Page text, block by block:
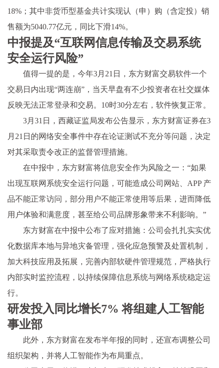
18%；其中非货币型基金共计实现认（申）购（含定投）销
售额为5040.77亿元，同比下滑14%。
中报提及“互联网信息传输及交易系统
安全运行风险”
值得一提的是，今年3月21日，东方财富交易软件一个
交易日内出现“两连崩”，当天早盘有不少投资者在社交媒体
反映无法正常登录和交易。10时30分左右，软件恢复正常。
3月31日，西藏证监局发布公告显示，东方财富证券在3
月21日的网络安全事件中存在论证测试不充分等问题，决定
对其采取责令改正的监督管理措施。
在中报中，东方财富将信息安全作为风险之一：“如果
出现互联网系统安全运行问题，可能造成公司网站、APP 产
品不能正常访问，部分用户不能正常使用等后果，进而降低
用户体验和满意度，甚至给公司品牌形象带来不利影响。”
东方财富在中报中公布了应对措施：公司会扎扎实实优
化数据库本地与异地灾备管理，强化应急预警及处置机制，
加大科技应用及拓展，完善内部软硬件管理规范，严格执行
内部实时监控流程，以持续保障信息系统与网络系统稳定运
行。
研发投入同比增长7% 将组建人工智能
事业部
此外，东方财富在发布半年报的同时，还宣布调整公司
组织架构，并将人工智能作为布局重点。